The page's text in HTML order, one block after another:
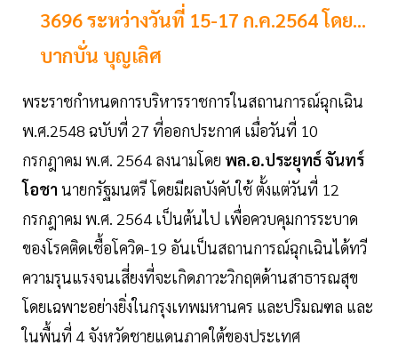
3696 ระหว่างวันที่ 15-17 ก.ค.2564 โดย...
บากบั่น บุญเลิศ
พระราชกำหนดการบริหารราชการในสถานการณ์ฉุกเฉิน
พ.ศ.2548 ฉบับที่ 27 ที่ออกประกาศ เมื่อวันที่ 10
กรกฎาคม พ.ศ. 2564 ลงนามโดย พล.อ.ประยุทธ์ จันทร์
โอชา นายกรัฐมนตรี โดยมีผลบังคับใช้ ตั้งแต่วันที่ 12
กรกฎาคม พ.ศ. 2564 เป็นต้นไป เพื่อควบคุมการระบาด
ของโรคติดเชื้อโควิด-19 อันเป็นสถานการณ์ฉุกเฉินได้ทวี
ความรุนแรงจนเสี่ยงที่จะเกิดภาวะวิกฤตด้านสาธารณสุข
โดยเฉพาะอย่างยิ่งในกรุงเทพมหานคร และปริมณฑล และ
ในพื้นที่ 4 จังหวัดชายแดนภาคใต้ของประเทศ